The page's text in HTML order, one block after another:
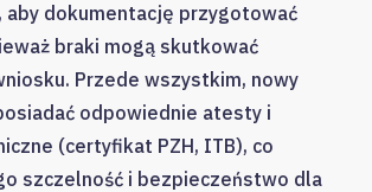
dokumentację przygotować
braki mogą skutkować
Przede wszystkim, nowy
odpowiednie atesty i
(certyfikat PZH, ITB), co
szczelność i bezpieczeństwo dla